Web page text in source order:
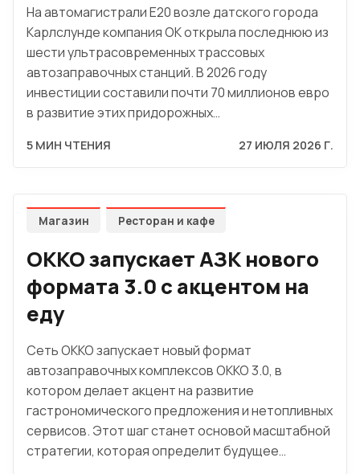
На автомагистрали E20 возле датского города
Карлслунде компания OK открыла последнюю из
шести ультрасовременных трассовых
автозаправочных станций. В 2026 году
инвестиции составили почти 70 миллионов евро
в развитие этих придорожных…
5 МИН ЧТЕНИЯ 27 ИЮЛЯ 2026 Г.
Магазин Ресторан и кафе
OKKO запускает АЗК нового
формата 3.0 с акцентом на
еду
Сеть OKKO запускает новый формат
автозаправочных комплексов OKKO 3.0, в
котором делает акцент на развитие
гастрономического предложения и нетопливных
сервисов. Этот шаг станет основой масштабной
стратегии, которая определит будущее…